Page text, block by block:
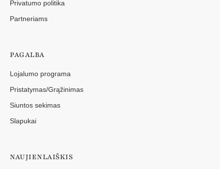
Privatumo politika
Partneriams
PAGALBA
Lojalumo programa
Pristatymas/Grąžinimas
Siuntos sekimas
Slapukai
NAUJIENLAIŠKIS